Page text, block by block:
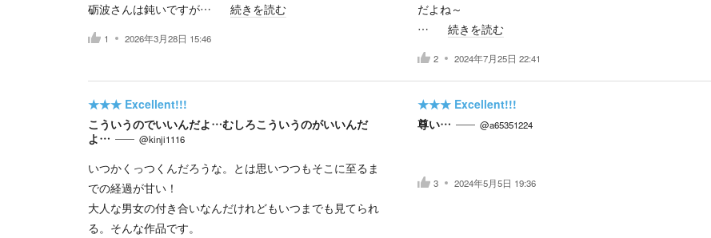
砺波さんは鈍いですが… 続きを読む
1 2026年3月28日 15:46
だよね～
…
続きを読む
2 2024年7月25日 22:41
★★★ Excellent!!!
こういうのでいいんだよ…むしろこういうのがいいんだ
よ…
@kinji1116
いつかくっつくんだろうな。とは思いつつもそこに至るま
での経過が甘い！
大人な男女の付き合いなんだけれどもいつまでも見てられ
る。そんな作品です。
★★★ Excellent!!!
尊い…
@a65351224
3 2024年5月5日 19:36